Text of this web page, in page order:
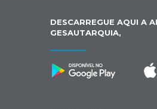
DESCARREGUE AQUI A
GESAUTARQUIA,